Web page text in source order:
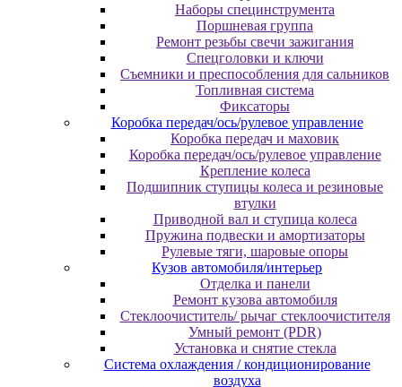
Наборы специнструмента
Поршневая группа
Ремонт резьбы свечи зажигания
Спецголовки и ключи
Съемники и преспособления для сальников
Топливная система
Фиксаторы
Коробка передач/ось/рулевое управление
Коробка передач и маховик
Коробка передач/ось/рулевое управление
Крепление колеса
Подшипник ступицы колеса и резиновые
втулки
Приводной вал и ступица колеса
Пружина подвески и амортизаторы
Рулевые тяги, шаровые опоры
Кузов автомобиля/интерьер
Отделка и панели
Ремонт кузова автомобиля
Стеклоочиститель/ рычаг стеклоочистителя
Умный ремонт (PDR)
Установка и снятие стекла
Система охлаждения / кондиционирование
воздуха